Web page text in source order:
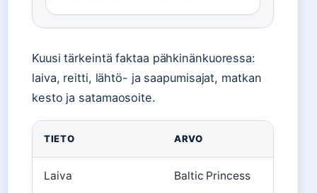
Kuusi tärkeintä faktaa pähkinänkuoressa:
laiva, reitti, lähtö- ja saapumisajat, matkan
kesto ja satamaosoite.
TIETO ARVO
Laiva Baltic Princess